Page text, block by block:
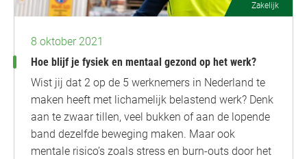
Zakelijk
8 oktober 2021
Hoe blijf je fysiek en mentaal gezond op het werk?
Wist jij dat 2 op de 5 werknemers in Nederland te
maken heeft met lichamelijk belastend werk? Denk
aan te zwaar tillen, veel bukken of aan de lopende
band dezelfde beweging maken. Maar ook
mentale risico’s zoals stress en burn-outs door het